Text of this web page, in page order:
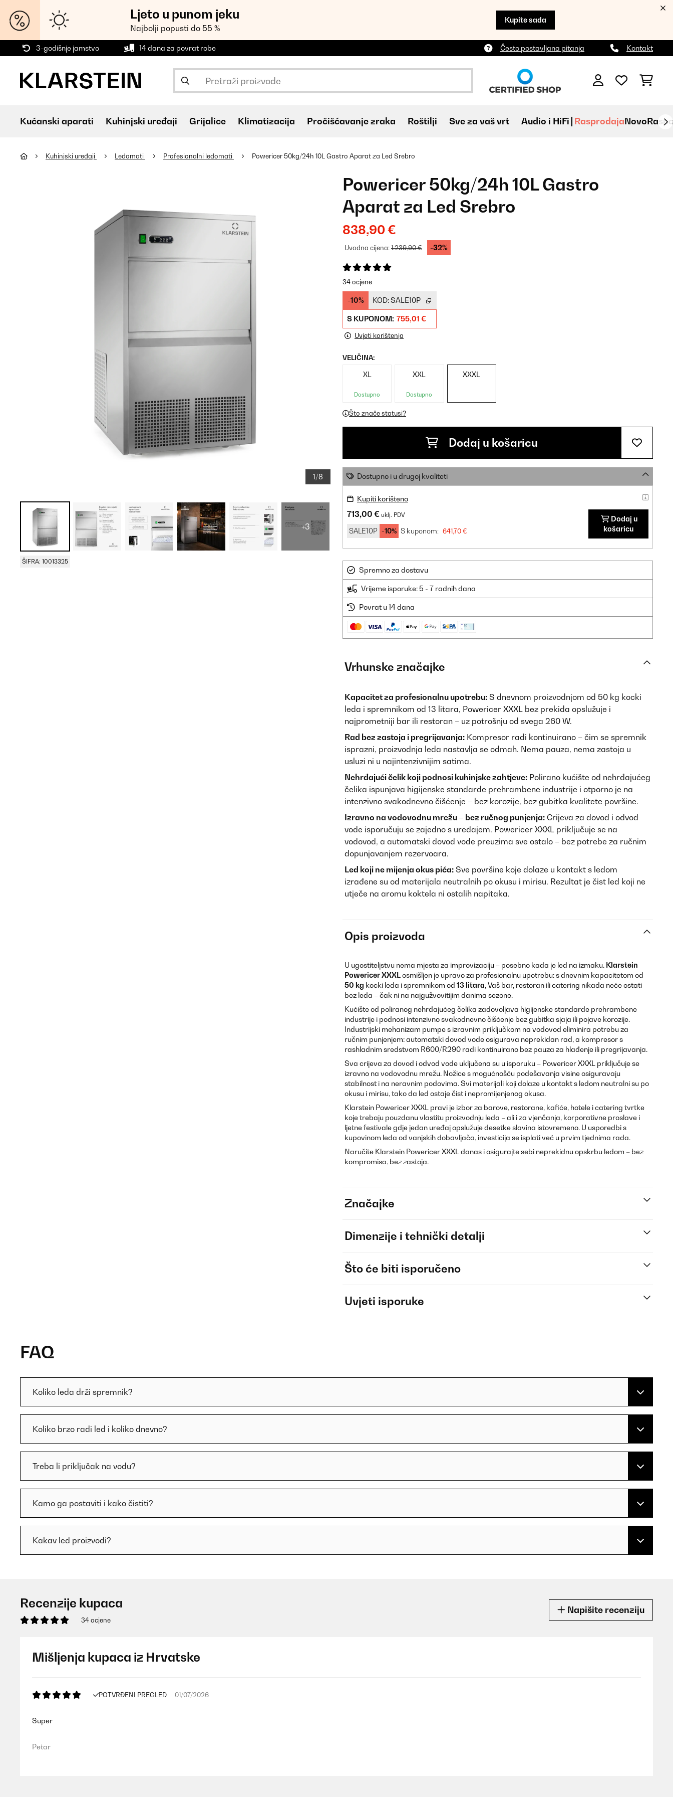
Ljeto u punom jeku
Najbolji popusti do 55 %
Kupite sada
3-godišnje jamstvo 14 dana za povrat robe Često postavljana pitanja Kontakt
Kućanski aparati Kuhinjski uređaji Grijalice Klimatizacija Pročišćavanje zraka Roštilji Sve za vaš vrt Audio i HiFi RasprodajaNovo
Kuhinjski uređaji Ledomati Profesionalni ledomati Powericer 50kg/24h 10L Gastro Aparat za Led Srebro
1/8
+3
ŠIFRA: 10013325
Powericer 50kg/24h 10L Gastro
Aparat za Led Srebro
838,90 €
Uvodna cijena:1.239,90 € -32%
34 ocjene
-10% KOD:SALE10P
S KUPONOM: 755,01 €
Uvjeti korištenja
VELIČINA:
XL
Dostupno
XXL
Dostupno
XXXL
Što znače statusi?
Dodaj u košaricu
Dostupno i u drugoj kvaliteti
Kupiti korišteno
713,00 € uklj. PDV
SALE10P -10% S kuponom: 641,70 €
Dodaj u
košaricu
Spremno za dostavu
Vrijeme isporuke: 5 - 7 radnih dana
Povrat u 14 dana
Vrhunske značajke
Kapacitet za profesionalnu upotrebu: S dnevnom proizvodnjom od 50 kg kocki
leda i spremnikom od 13 litara, Powericer XXXL bez prekida opslužuje i
najprometniji bar ili restoran – uz potrošnju od svega 260 W.
Rad bez zastoja i pregrijavanja: Kompresor radi kontinuirano – čim se spremnik
isprazni, proizvodnja leda nastavlja se odmah. Nema pauza, nema zastoja u
usluzi ni u najintenzivnijim satima.
Nehrđajući čelik koji podnosi kuhinjske zahtjeve: Polirano kućište od nehrđajućeg
čelika ispunjava higijenske standarde prehrambene industrije i otporno je na
intenzivno svakodnevno čišćenje – bez korozije, bez gubitka kvalitete površine.
Izravno na vodovodnu mrežu – bez ručnog punjenja: Crijeva za dovod i odvod
vode isporučuju se zajedno s uređajem. Powericer XXXL priključuje se na
vodovod, a automatski dovod vode preuzima sve ostalo – bez potrebe za ručnim
dopunjavanjem rezervoara.
Led koji ne mijenja okus pića: Sve površine koje dolaze u kontakt s ledom
izrađene su od materijala neutralnih po okusu i mirisu. Rezultat je čist led koji ne
utječe na aromu koktela ni ostalih napitaka.
Opis proizvoda
U ugostiteljstvu nema mjesta za improvizaciju – posebno kada je led na izmaku. Klarstein
Powericer XXXLosmišljen je upravo za profesionalnu upotrebu: s dnevnim kapacitetom od
50 kg kocki leda i spremnikom od 13 litara, Vaš bar, restoran ili catering nikada neće ostati
bez leda – čak ni na najgužvovitijim danima sezone.
Kućište od poliranog nehrđajućeg čelika zadovoljava higijenske standarde prehrambene
industrije i podnosi intenzivno svakodnevno čišćenje bez gubitka sjaja ili pojave korozije.
Industrijski mehanizam pumpe s izravnim priključkom na vodovod eliminira potrebu za
ručnim punjenjem: automatski dovod vode osigurava neprekidan rad, a kompresor s
rashladnim sredstvom R600/R290 radi kontinuirano bez pauza za hlađenje ili pregrijavanja.
Sva crijeva za dovod i odvod vode uključena su u isporuku – Powericer XXXL priključuje se
izravno na vodovodnu mrežu. Nožice s mogućnošću podešavanja visine osiguravaju
stabilnost i na neravnim podovima. Svi materijali koji dolaze u kontakt s ledom neutralni su po
okusu i mirisu, tako da led ostaje čist i nepromijenjenog okusa.
Klarstein Powericer XXXL pravi je izbor za barove, restorane, kafiće, hotele i catering tvrtke
koje trebaju pouzdanu vlastitu proizvodnju leda – ali i za vjenčanja, korporativne proslave i
ljetne festivale gdje jedan uređaj opslužuje desetke slavina istovremeno. U usporedbi s
kupovinom leda od vanjskih dobavljača, investicija se isplati već u prvim tjednima rada.
Naručite Klarstein Powericer XXXL danas i osigurajte sebi neprekidnu opskrbu ledom – bez
kompromisa, bez zastoja.
Značajke
Dimenzije i tehnički detalji
Što će biti isporučeno
Uvjeti isporuke
FAQ
Koliko leda drži spremnik?
Koliko brzo radi led i koliko dnevno?
Treba li priključak na vodu?
Kamo ga postaviti i kako čistiti?
Kakav led proizvodi?
Recenzije kupaca
34 ocjene
Napišite recenziju
Mišljenja kupaca iz Hrvatske
POTVRĐENI PREGLED 01/07/2026
Super
Petar